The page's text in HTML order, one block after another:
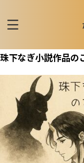
珠下なぎ小説作品の